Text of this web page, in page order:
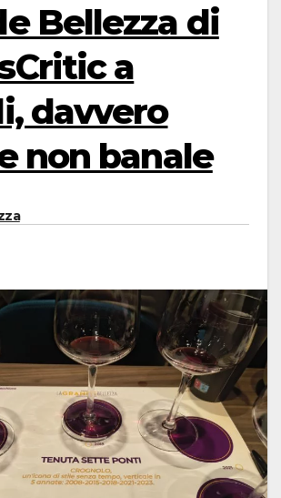
Bellezza di
a
davvero
non banale